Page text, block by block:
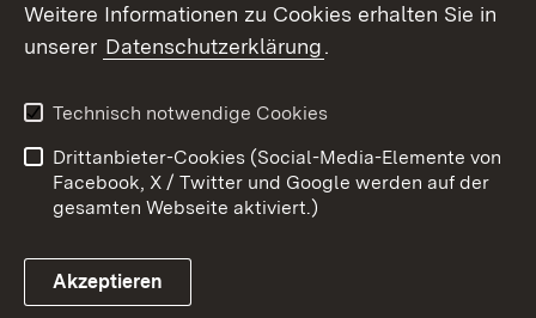
Link zum Landesportal
Kontakt
Datenschutz
Barrierefreiheit
Impressum Cookies
Weitere Informationen zu Cookies erhalten Sie in
unserer Datenschutzerklärung.
Technisch notwendige Cookies
Drittanbieter-Cookies (Social-Media-Elemente von
Facebook, X / Twitter und Google werden auf der
gesamten Webseite aktiviert.)
Akzeptieren